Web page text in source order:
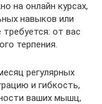
на онлайн курсах,
навыков или
от вас
терпения.
регулярных
и гибкость,
ваших мышц,